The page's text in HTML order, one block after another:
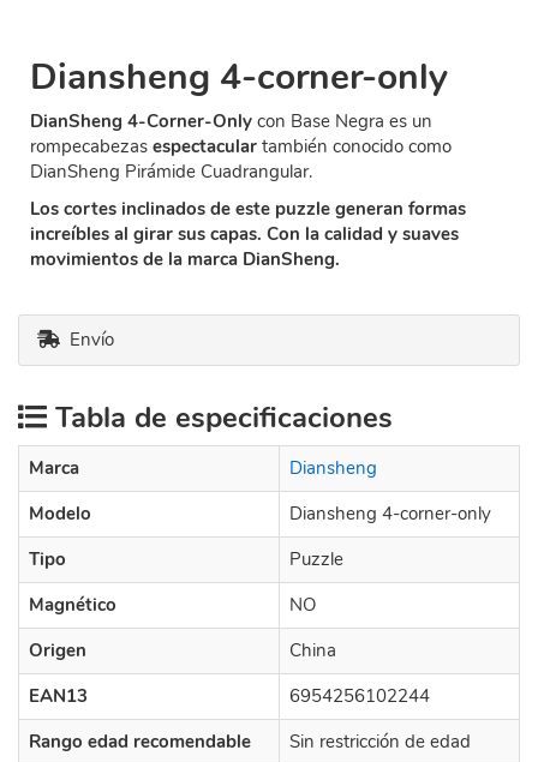
Diansheng 4-corner-only
DianSheng 4-Corner-Only con Base Negra es un
rompecabezas espectacular también conocido como
DianSheng Pirámide Cuadrangular.
Los cortes inclinados de este puzzle generan formas
increíbles al girar sus capas. Con la calidad y suaves
movimientos de la marca DianSheng.
Envío
Tabla de especificaciones
Marca
Diansheng
Modelo
Diansheng 4-corner-only
Tipo
Puzzle
Magnético
NO
Origen
China
EAN13
6954256102244
Rango edad recomendable
Sin restricción de edad